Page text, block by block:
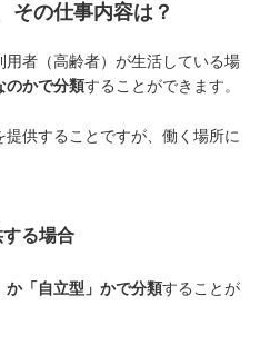
その仕事内容は？
者（高齢者）が生活している場
のかで分類することができます。
供することですが、働く場所に
る場合
か「自立型」かで分類することが